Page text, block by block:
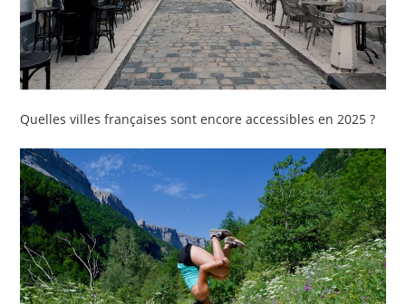
Quelles villes françaises sont encore accessibles en 2025 ?